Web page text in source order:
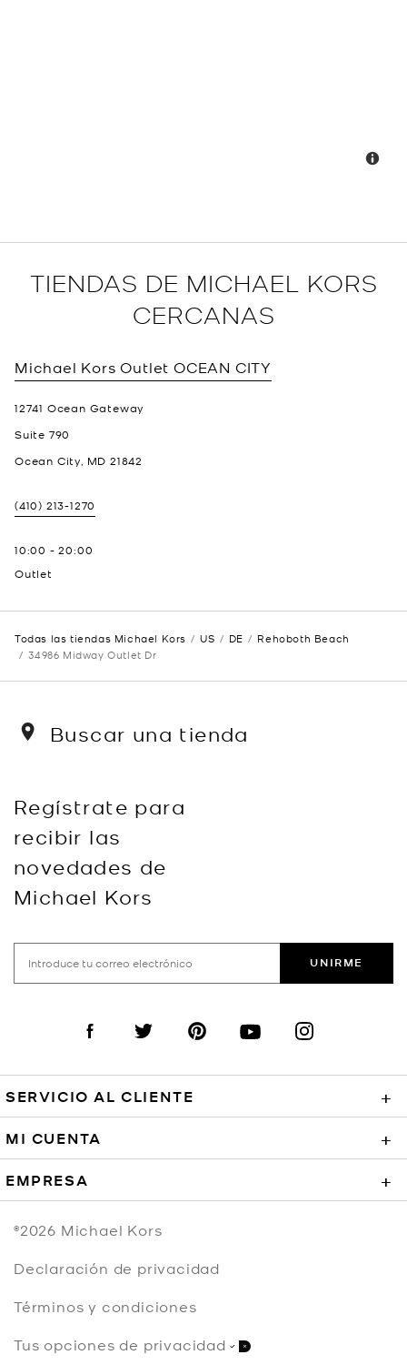
TIENDAS DE MICHAEL KORS
CERCANAS
Michael Kors Outlet OCEAN CITY
12741 Ocean Gateway
Suite 790
Ocean City, MD 21842
(410) 213-1270
10:00 -20:00
Outlet
Todas las tiendas Michael Kors US DE
Rehoboth Beach
34986 Midway Outlet Dr
Buscar una tienda
Regístrate para
recibir las
novedades de
Michael Kors
UNIRME
Visit us on Facebook
Visit us on TwitterVisit us on PinterestVisit us on YouTube
Visit us on
SERVICIO AL CLIENTE +
MI CUENTA +
EMPRESA +
©2026 Michael Kors
Declaración de privacidad
Términos y condiciones
Tus opciones de privacidad